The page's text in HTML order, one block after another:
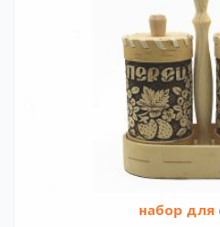
набор для